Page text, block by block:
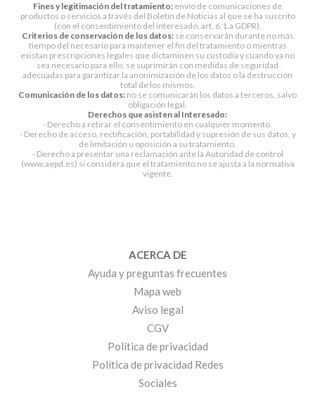
Fines y legitimación del tratamiento: envío de comunicaciones de
productos o servicios a través del Boletín de Noticias al que se ha suscrito
(con el consentimiento del interesado, art. 6.1.a GDPR).
Criterios de conservación de los datos:se conservarán durante no más
tiempo del necesario para mantener el fin del tratamiento o mientras
existan prescripciones legales que dictaminen su custodia y cuando ya no
sea necesario para ello, se suprimirán con medidas de seguridad
adecuadas para garantizar la anonimización de los datos o la destrucción
total de los mismos.
Comunicación de los datos: no se comunicarán los datos a terceros, salvo
obligación legal.
Derechos que asisten al Interesado:
- Derecho a retirar el consentimiento en cualquier momento.
- Derecho de acceso, rectificación, portabilidad y supresión de sus datos, y
de limitación u oposición a su tratamiento.
- Derecho a presentar una reclamación ante la Autoridad de control
(www.aepd.es) si considera que el tratamiento no se ajusta a la normativa
vigente.
ACERCA DE
Ayuda y preguntas frecuentes
Mapa web
Aviso legal
CGV
Política de privacidad
Política de privacidad Redes
Sociales